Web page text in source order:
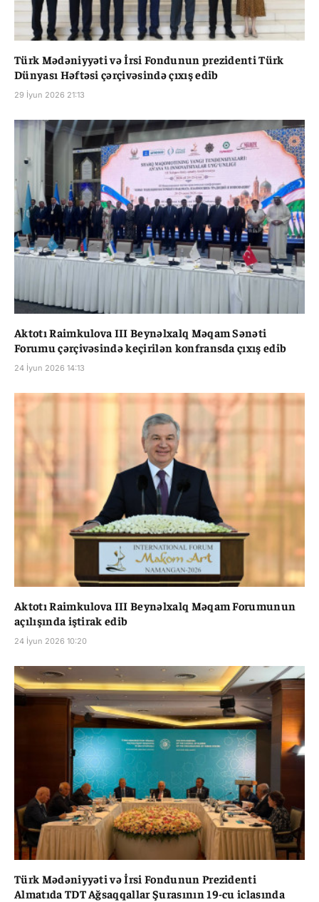
Türk Mədəniyyəti və İrsi Fondunun prezidenti Türk
Dünyası Həftəsi çərçivəsində çıxış edib
29 İyun 2026 21:13
Aktotı Raimkulova III Beynəlxalq Məqam Sənəti
Forumu çərçivəsində keçirilən konfransda çıxış edib
24 İyun 2026 14:13
Aktotı Raimkulova III Beynəlxalq Məqam Forumunun
açılışında iştirak edib
24 İyun 2026 10:20
Türk Mədəniyyəti və İrsi Fondunun Prezidenti
Almatıda TDT Ağsaqqallar Şurasının 19-cu iclasında